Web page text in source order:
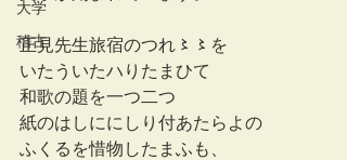
大学
稽古
正見先生旅宿のつれ〻〻を
いたういたハりたまひて
和歌の題を一つ二つ
紙のはしににしり付あたらよの
ふくるを惜物したまふも、